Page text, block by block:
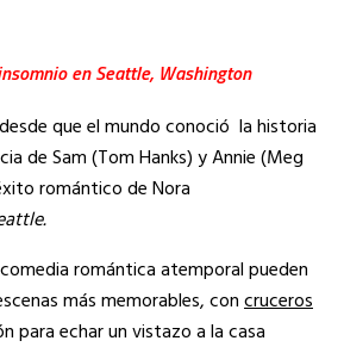
en Seattle, Washington
que el mundo conoció la historia
de Sam (Tom Hanks) y Annie (Meg
romántico de Nora
romántica atemporal pueden
más memorables, concruceros
para echar un vistazo a la casa